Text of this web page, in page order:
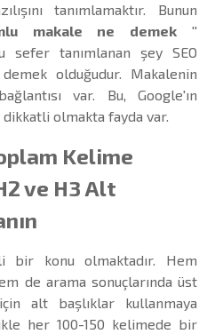
tanımlamaktır. Bunun
makale ne demek''
sefer tanımlanan şey SEO
olduğudur. Makalenin
var. Bu, Google'ın
olmakta fayda var.
Kelime
ve H3 Alt
bir konu olmaktadır. Hem
de arama sonuçlarında üst
alt başlıklar kullanmaya
her 100-150 kelimede bir